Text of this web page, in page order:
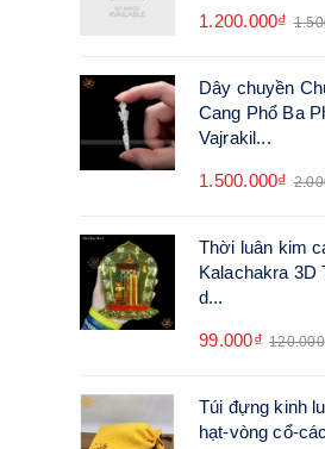
1.200.000₫
Dây chuyền
Cang Phổ Ba
Vajrakil...
1.500.000₫
Thời luân kim
Kalachakra 3D
d...
99.000₫
Túi đựng kinh
hạt-vòng cổ-